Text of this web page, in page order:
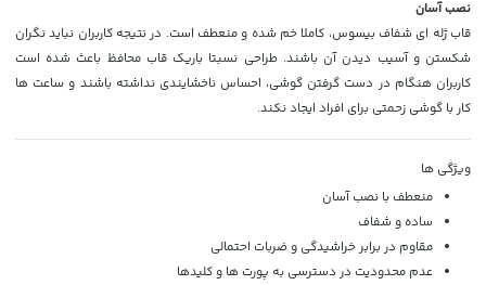
نصب آسان
قاب ژله ای شفاف بیسوس، کاملا خم شده و منعطف است. در نتیجه کاربران نباید نگران
شکستن و آسیب دیدن آن باشند. طراحی نسبتا باریک قاب محافظ باعث شده است
کاربران هنگام در دست گرفتن گوشی، احساس ناخشایندی نداشته باشند و ساعت ها
کار با گوشی زحمتی برای افراد ایجاد نکند.
ویژگی ها
منعطف با نصب آسان
ساده و شفاف
مقاوم در برابر خراشیدگی و ضربات احتمالی
عدم محدودیت در دسترسی به پورت ها و کلیدها